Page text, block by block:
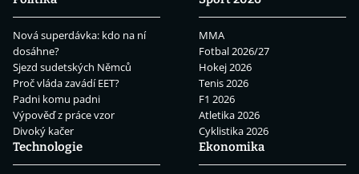
Nová superdávka: kdo na ní
dosáhne?
Sjezd sudetských Němců
Proč vláda zavádí EET?
Padni komu padni
Výpověď z práce vzor
Divoký kačer
MMA
Fotbal 2026/27
Hokej 2026
Tenis 2026
F1 2026
Atletika 2026
Cyklistika 2026
Technologie
Ekonomika